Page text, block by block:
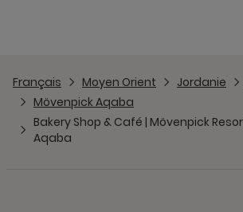
Français Moyen Orient Jordanie
Mövenpick Aqaba
Bakery Shop & Café | Mövenpick
Aqaba